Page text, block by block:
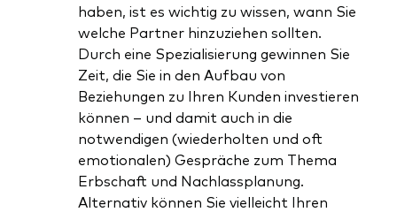
haben, ist es wichtig zu wissen, wann Sie
welche Partner hinzuziehen sollten.
Durch eine Spezialisierung gewinnen Sie
Zeit, die Sie in den Aufbau von
Beziehungen zu Ihren Kunden investieren
können – und damit auch in die
notwendigen (wiederholten und oft
emotionalen) Gespräche zum Thema
Erbschaft und Nachlassplanung.
Alternativ können Sie vielleicht Ihren